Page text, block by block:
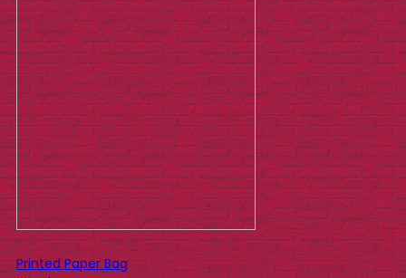
Printed Paper Bag